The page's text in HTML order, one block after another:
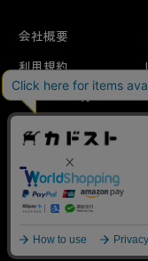
雑誌・書籍
アニメ
タイトル
会社概要
利用規約
はじめての方へ
当サイトでは利用体
ラフィックの分析を
サイトの閲覧を継続さ
のといたします。
詳細については